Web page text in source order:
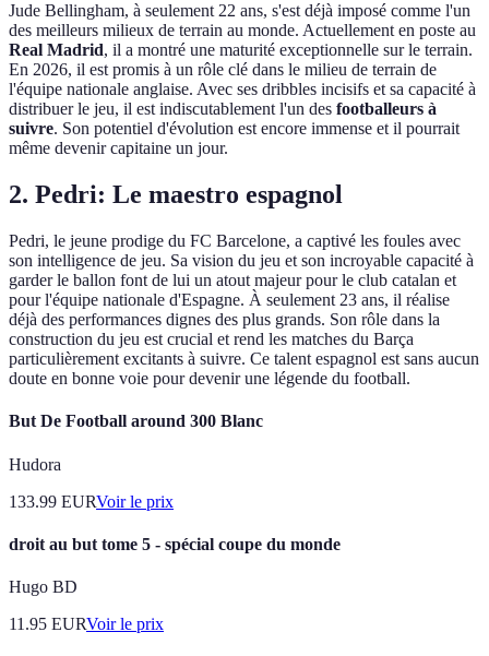
Jude Bellingham, à seulement 22 ans, s'est déjà imposé comme l'un
des meilleurs milieux de terrain au monde. Actuellement en poste au
Real Madrid, il a montré une maturité exceptionnelle sur le terrain.
En 2026, il est promis à un rôle clé dans le milieu de terrain de
l'équipe nationale anglaise. Avec ses dribbles incisifs et sa capacité à
distribuer le jeu, il est indiscutablement l'un des footballeurs à
suivre. Son potentiel d'évolution est encore immense et il pourrait
même devenir capitaine un jour.
2. Pedri: Le maestro espagnol
Pedri, le jeune prodige du FC Barcelone, a captivé les foules avec
son intelligence de jeu. Sa vision du jeu et son incroyable capacité à
garder le ballon font de lui un atout majeur pour le club catalan et
pour l'équipe nationale d'Espagne. À seulement 23 ans, il réalise
déjà des performances dignes des plus grands. Son rôle dans la
construction du jeu est crucial et rend les matches du Barça
particulièrement excitants à suivre. Ce talent espagnol est sans aucun
doute en bonne voie pour devenir une légende du football.
But De Football around 300 Blanc
Hudora
133.99 EURVoir le prix
droit au but tome 5 - spécial coupe du monde
Hugo BD
11.95 EURVoir le prix